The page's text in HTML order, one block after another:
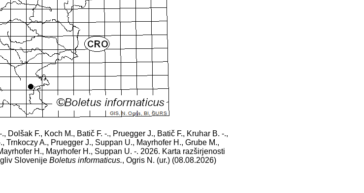
Dolšak F., Koch M., Batič F. -., Pruegger J., Batič F., Kruhar B. -.,
Trnkoczy A., Pruegger J., Suppan U., Mayrhofer H., Grube M.,
H., Mayrhofer H., Suppan U. -. 2026. Karta razširjenosti
Slovenije Boletus informaticus., Ogris N. (ur.) (08.08.2026)